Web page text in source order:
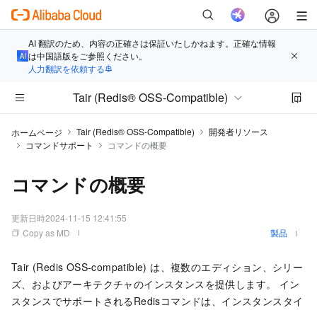
AI 翻訳のため、内容の正確さは保証いたしかねます。正確な情報
は中国語版をご参照ください。
人力翻訳を依頼する
Tair (Redis® OSS-Compatible)
ホームページ Tair (Redis® OSS-Compatible)
開発者リソース
コマンドサポート
コマンドの概要
コマンドの概要
更新日時2024-11-15 12:41:55
Copy as MD
製品
Tair (Redis OSS-compatible) は、複数のエディション、シリー
ズ、およびアーキテクチャのインスタンスを提供します。 イン
スタンスでサポートされるRedisコマンドは、インスタンスタイ